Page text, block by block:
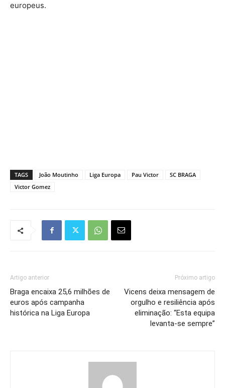
europeus.
TAGS João Moutinho Liga Europa Pau Victor
SC BRAGA
Victor Gomez
Artigo anterior
Braga encaixa 25,6 milhões de
euros após campanha
histórica na Liga Europa
Próximo artigo
Vicens deixa mensagem de
orgulho e resiliência após
eliminação: “Esta equipa
levanta-se sempre”